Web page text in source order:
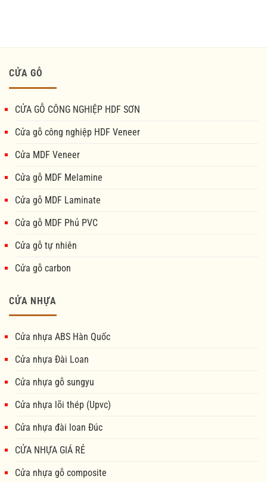
CỬA GỖ
CỬA GỖ CÔNG NGHIỆP HDF SƠN
Cửa gỗ công nghiệp HDF Veneer
Cửa MDF Veneer
Cửa gỗ MDF Melamine
Cửa gỗ MDF Laminate
Cửa gỗ MDF Phủ PVC
Cửa gỗ tự nhiên
Cửa gỗ carbon
CỬA NHỰA
Cửa nhựa ABS Hàn Quốc
Cửa nhựa Đài Loan
Cửa nhựa gỗ sungyu
Cửa nhựa lõi thép (Upvc)
Cửa nhựa đài loan Đúc
CỬA NHỰA GIÁ RẺ
Cửa nhựa gỗ composite